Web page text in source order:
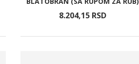
8.204,15 RSD